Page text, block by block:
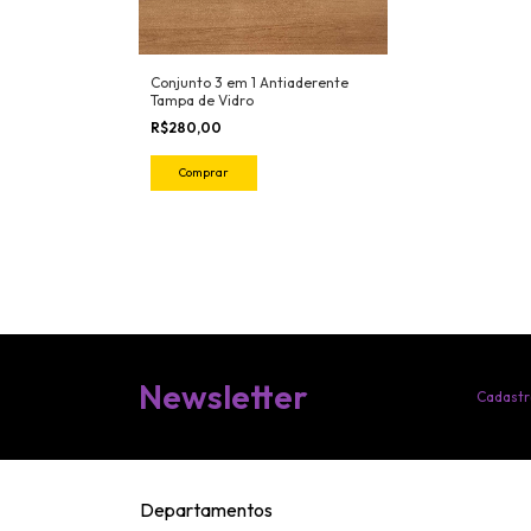
Conjunto 3 em 1 Antiaderente
Tampa de Vidro
R$280,00
Comprar
Newsletter
Departamentos